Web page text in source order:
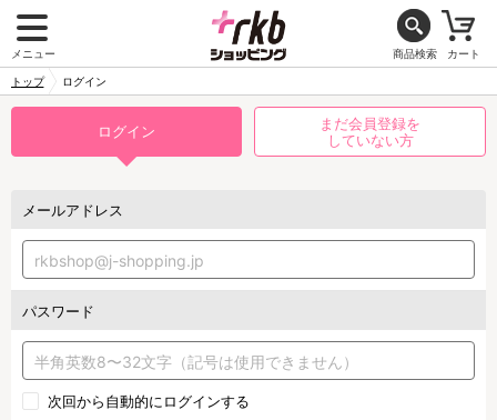
メニュー 商品検索 カート
トップ ログイン
ログイン
まだ会員登録を
していない方
メールアドレス
パスワード
次回から自動的にログインする